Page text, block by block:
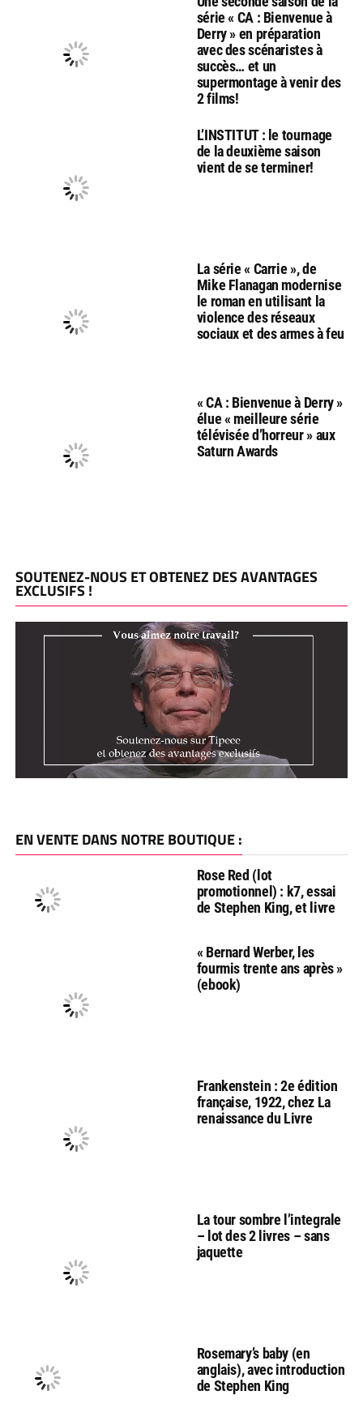
série « CA : Bienvenue à
Derry » en préparation
avec des scénaristes à
succès… et un
supermontage à venir des
2 films!
L’INSTITUT : le tournage
de la deuxième saison
vient de se terminer!
La série « Carrie », de
Mike Flanagan modernise
le roman en utilisant la
violence des réseaux
sociaux et des armes à feu
« CA : Bienvenue à Derry »
élue « meilleure série
télévisée d’horreur » aux
Saturn Awards
SOUTENEZ-NOUS ET OBTENEZ DES AVANTAGES
EXCLUSIFS !
EN VENTE DANS NOTRE BOUTIQUE :
Rose Red (lot
promotionnel) : k7, essai
de Stephen King, et livre
« Bernard Werber, les
fourmis trente ans après »
(ebook)
Frankenstein : 2e édition
française, 1922, chez La
renaissance du Livre
La tour sombre l’integrale
– lot des 2 livres – sans
jaquette
Rosemary’s baby (en
anglais), avec introduction
de Stephen King